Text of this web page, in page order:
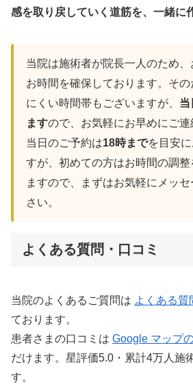
感を取り戻していく道筋を、一緒に
当院は施術者が院長一人のため
お時間を確保しております。その
にくい時間帯もございますが、 当
ますので、お気軽にお早めにご連
当日のご予約は18時までを目安
すが、初めての方はお時間の調整
ますので、まずはお気軽にメッ
さい。
よくある質問・口コミ
当院のよくあるご質問は よくある質
ております。
患者さまの口コミは Google マップ
だけます。星評価5.0・累計4万人施
す。